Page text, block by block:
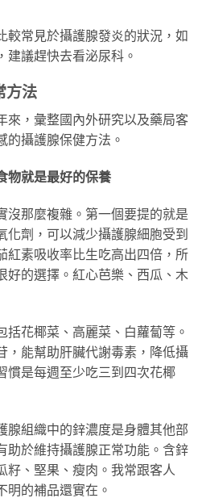
較常見於攝護腺發炎的狀況，如
建議趕快去看泌尿科。
方法
來，彙整國內外研究以及藥局客
的攝護腺保健方法。
物就是最好的保養
沒那麼複雜。第一個要提的就是
化劑，可以減少攝護腺細胞受到
紅素吸收率比生吃高出四倍，所
好的選擇。紅心芭樂、西瓜、木
括花椰菜、高麗菜、白蘿蔔等。
，能幫助肝臟代謝毒素，降低攝
慣是每週至少吃三到四次花椰
腺組織中的鋅濃度是身體其他部
助於維持攝護腺正常功能。含鋅
籽、堅果、瘦肉。我常跟客人
明的補品還實在。